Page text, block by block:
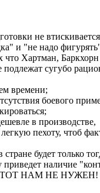
не
и "не надо
что Хартман,
сугубо
времени;
боевого
в производстве,
пехоту, чтоб
будет только
приведет наличие
НАМ НЕ НУЖЕН!